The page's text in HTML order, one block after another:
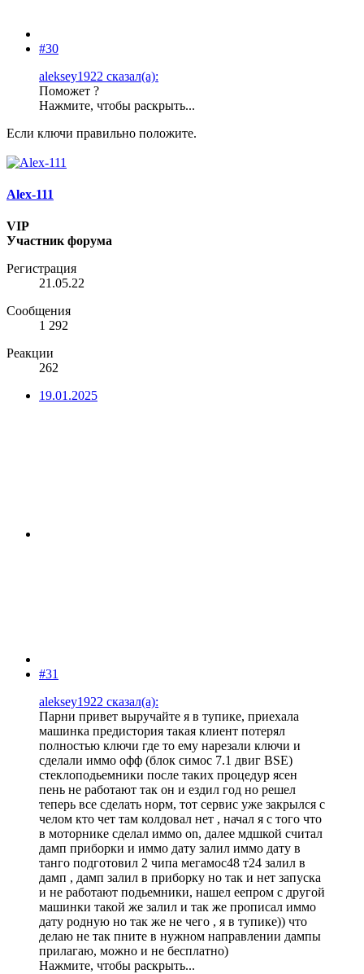
#30
aleksey1922 сказал(а):
Поможет ?
Нажмите, чтобы раскрыть...
Если ключи правильно положите.
Alex-111
VIP
Участник форума
Регистрация
21.05.22
Сообщения
1 292
Реакции
262
19.01.2025
#31
aleksey1922 сказал(а):
Парни привет выручайте я в тупике, приехала
машинка предистория такая клиент потерял
полностью ключи где то ему нарезали ключи и
сделали иммо офф (блок симос 7.1 двиг BSE)
стеклоподьемники после таких процедур ясен
пень не работают так он и ездил год но решел
теперь все сделать норм, тот сервис уже закрылся с
челом кто чет там колдовал нет , начал я с того что
в моторнике сделал иммо on, далее мдшкой считал
дамп приборки и иммо дату залил иммо дату в
танго подготовил 2 чипа мегамос48 т24 залил в
дамп , дамп залил в приборку но так и нет запуска
и не работают подьемники, нашел еепром с другой
машинки такой же залил и так же прописал иммо
дату родную но так же не чего , я в тупике)) что
делаю не так пните в нужном направлении дампы
прилагаю, можно и не бесплатно)
Нажмите, чтобы раскрыть...